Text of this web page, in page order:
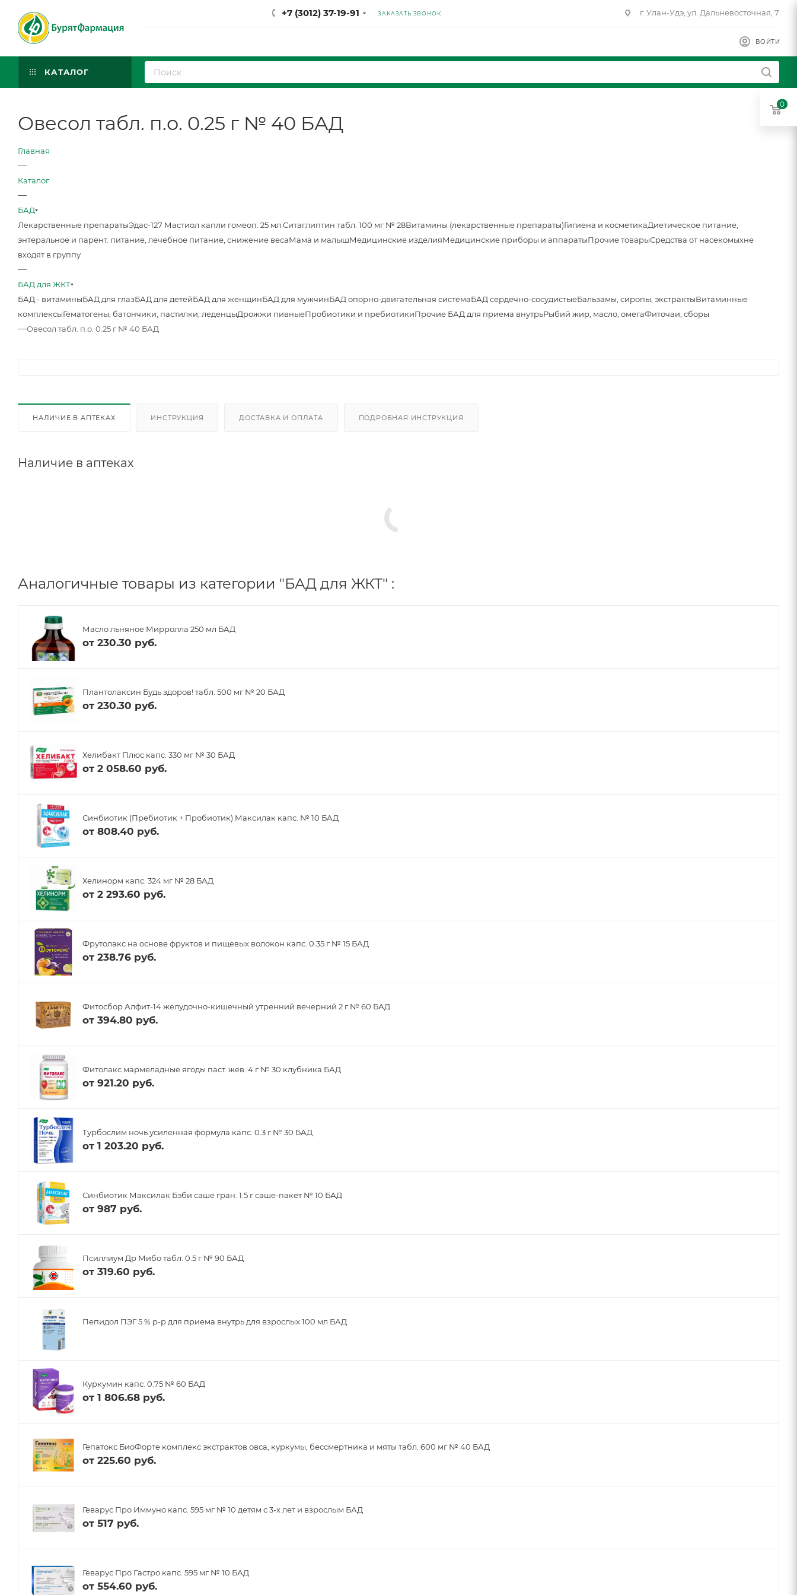
+7 (3012) 37-19-91 ЗАКАЗАТЬ ЗВОНОК г. Улан-Удэ, ул. Дальневосточная, 7
ВОЙТИ
КАТАЛОГ
Овесол табл. п.о. 0.25 г № 40 БАД
Главная
—
Каталог
—
БАД
Лекарственные препаратыЭдас-127 Мастиол капли гомеоп. 25 мл Ситаглиптин табл. 100 мг № 28Витамины (лекарственные препараты)Гигиена и косметикаДиетическое питание,
энтеральное и парент. питание, лечебное питание, снижение весаМама и малышМедицинские изделияМедицинские приборы и аппаратыПрочие товарыСредства от насекомыхне
входят в группу
—
БАД для ЖКТ
БАД - витаминыБАД для глазБАД для детейБАД для женщинБАД для мужчинБАД опорно-двигательная системаБАД сердечно-сосудистыеБальзамы, сиропы, экстрактыВитаминные
комплексыГематогены, батончики, пастилки, леденцыДрожжи пивныеПробиотики и пребиотикиПрочие БАД для приема внутрьРыбий жир, масло, омегаФиточаи, сборы
—Овесол табл. п.о. 0.25 г № 40 БАД
НАЛИЧИЕ В АПТЕКАХ ИНСТРУКЦИЯ ДОСТАВКА И ОПЛАТА ПОДРОБНАЯ ИНСТРУКЦИЯ
Наличие в аптеках
Аналогичные товары из категории "БАД для ЖКТ" :
Масло льняное Мирролла 250 мл БАД
от 230.30 руб.
Плантолаксин Будь здоров! табл. 500 мг № 20 БАД
от 230.30 руб.
Хелибакт Плюс капс. 330 мг № 30 БАД
от 2 058.60 руб.
Синбиотик (Пребиотик + Пробиотик) Максилак капс. № 10 БАД
от 808.40 руб.
Хелинорм капс. 324 мг № 28 БАД
от 2 293.60 руб.
Фрутолакс на основе фруктов и пищевых волокон капс. 0.35 г № 15 БАД
от 238.76 руб.
Фитосбор Алфит-14 желудочно-кишечный утренний вечерний 2 г № 60 БАД
от 394.80 руб.
Фитолакс мармеладные ягоды паст. жев. 4 г № 30 клубника БАД
от 921.20 руб.
Турбослим ночь усиленная формула капс. 0.3 г № 30 БАД
от 1 203.20 руб.
Синбиотик Максилак Бэби саше гран. 1.5 г саше-пакет № 10 БАД
от 987 руб.
Псиллиум Др Мибо табл. 0.5 г № 90 БАД
от 319.60 руб.
Пепидол ПЭГ 5 % р-р для приема внутрь для взрослых 100 мл БАД
Куркумин капс. 0.75 № 60 БАД
от 1 806.68 руб.
Гепатокс БиоФорте комплекс экстрактов овса, куркумы, бессмертника и мяты табл. 600 мг № 40 БАД
от 225.60 руб.
Геварус Про Иммуно капс. 595 мг № 10 детям с 3-х лет и взрослым БАД
от 517 руб.
Геварус Про Гастро капс. 595 мг № 10 БАД
от 554.60 руб.
0